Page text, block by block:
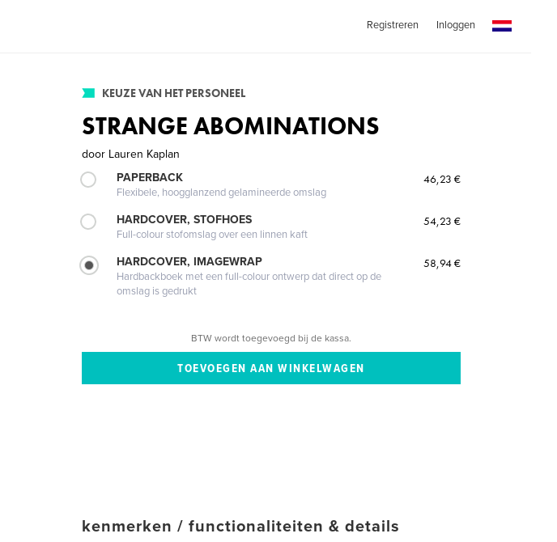
Registreren Inloggen
KEUZE VAN HET PERSONEEL
STRANGE ABOMINATIONS
door Lauren Kaplan
PAPERBACK
Flexibele, hoogglanzend gelamineerde omslag
46,23 €
HARDCOVER, STOFHOES
Full-colour stofomslag over een linnen kaft
54,23 €
HARDCOVER, IMAGEWRAP
Hardbackboek met een full-colour ontwerp dat direct op de
omslag is gedrukt
58,94 €
BTW wordt toegevoegd bij de kassa.
kenmerken / functionaliteiten & details